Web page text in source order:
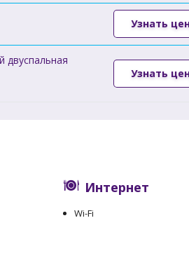
Узнать
двуспальная
Узнать
Интернет
Wi-Fi